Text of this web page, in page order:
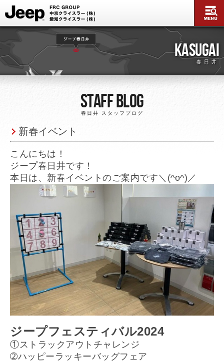
KASUGAI
春日井
Staff Blog
春日井 スタッフブログ
新春イベント
こんにちは！
ジープ春日井です！
本日は、新春イベントのご案内です＼(^o^)／
ジープフェスティバル2024
①ストラックアウトチャレンジ
➁ハッピーラッキーバッグフェア